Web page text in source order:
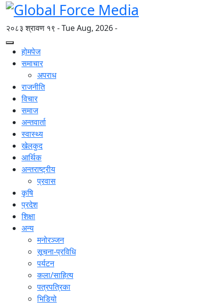
२०८३ श्रावण १९ - Tue Aug, 2026 -
होमपेज
समाचार
अपराध
राजनीति
विचार
समाज
अन्तवार्ता
स्वास्थ्य
खेलकुद
आर्थिक
अन्तराष्ट्रीय
प्रवास
कृषि
प्रदेश
शिक्षा
अन्य
मनोरञ्जन
सूचना-प्रविधि
पर्यटन
कला/साहित्य
पत्रपत्रिका
भिडियो